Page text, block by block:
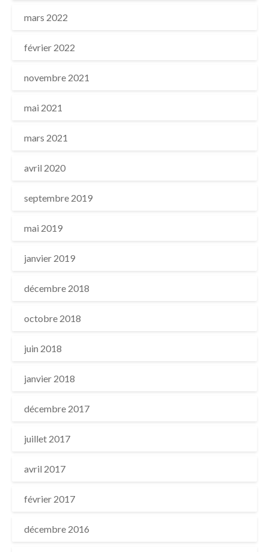
mars 2022
février 2022
novembre 2021
mai 2021
mars 2021
avril 2020
septembre 2019
mai 2019
janvier 2019
décembre 2018
octobre 2018
juin 2018
janvier 2018
décembre 2017
juillet 2017
avril 2017
février 2017
décembre 2016